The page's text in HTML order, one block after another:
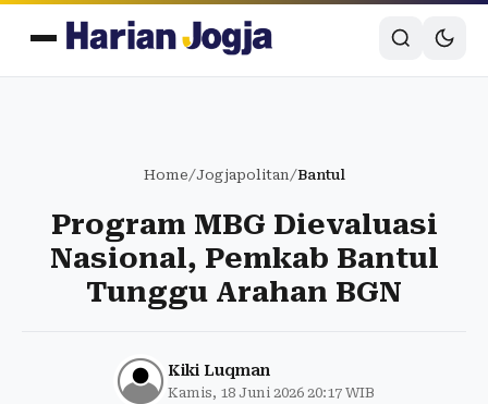
Home/Jogjapolitan/Bantul
Program MBG Dievaluasi
Nasional, Pemkab Bantul
Tunggu Arahan BGN
Kiki Luqman
Kamis, 18 Juni 2026 20:17 WIB